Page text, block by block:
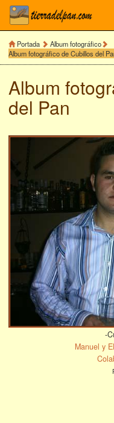
Portada
Album fotográfico
Album fotográfico de Cubillos del
Album
del Pan
-
Manuel y